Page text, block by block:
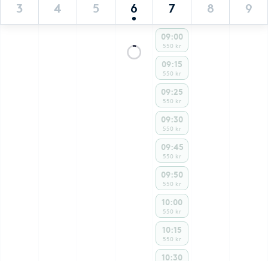
3 4 5 6 7 8 9
09:00
550 kr
09:15
550 kr
09:25
550 kr
09:30
550 kr
09:45
550 kr
09:50
550 kr
10:00
550 kr
10:15
550 kr
10:30